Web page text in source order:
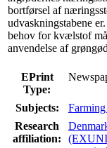
bortførsel af
udvaskningstabene
behov for kvælstof
anvendelse af
EPrint
Type:
Subjects:
Research
affiliation: